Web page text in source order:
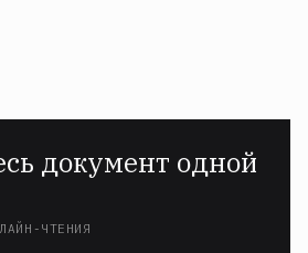
документ одной
ЧТЕНИЯ